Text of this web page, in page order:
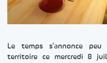
Le temps s’annonce peu
territoire ce mercredi 8